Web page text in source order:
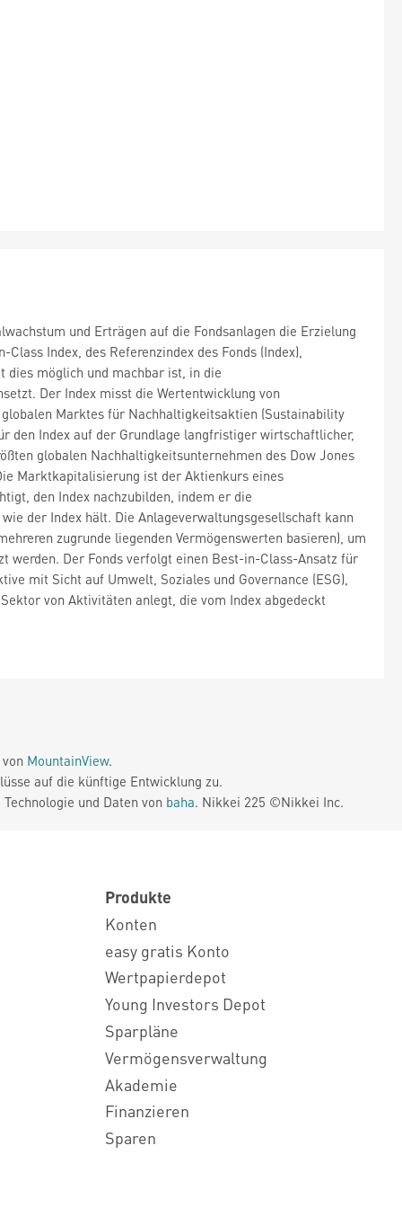
und Erträgen auf die Fondsanlagen die Erzielung
Index, des Referenzindex des Fonds (Index),
dies möglich und machbar ist, in die
Der Index misst die Wertentwicklung von
Marktes für Nachhaltigkeitsaktien (Sustainability
den Index auf der Grundlage langfristiger wirtschaftlicher,
globalen Nachhaltigkeitsunternehmen des Dow Jones
Marktkapitalisierung ist der Aktienkurs eines
den Index nachzubilden, indem er die
der Index hält. Die Anlageverwaltungsgesellschaft kann
zugrunde liegenden Vermögenswerten basieren), um
werden. Der Fonds verfolgt einen Best-in-Class-Ansatz für
mit Sicht auf Umwelt, Soziales und Governance (ESG),
von Aktivitäten anlegt, die vom Index abgedeckt
MountainView.
auf die künftige Entwicklung zu.
und Daten von baha. Nikkei 225 ©Nikkei Inc.
Produkte
Konten
easy gratis Konto
Wertpapierdepot
Young Investors Depot
Sparpläne
Vermögensverwaltung
Akademie
Finanzieren
Sparen